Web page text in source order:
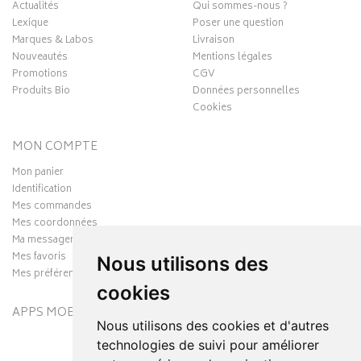
Nous utilisons des
cookies
Nous utilisons des cookies et d'autres
technologies de suivi pour améliorer
Actualités
Lexique
Marques & Labos
Nouveautés
Promotions
Produits Bio
Qui sommes-nous ?
Poser une question
Livraison
Mentions légales
CGV
Données personnelles
Cookies
MON COMPTE
Mon panier
Identification
Mes commandes
Mes coordonnées
Ma messagerie
Mes favoris
Mes préférences Cookies
APPS MOBILES